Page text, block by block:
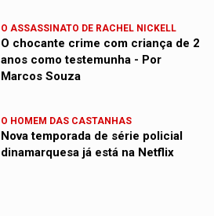
O ASSASSINATO DE RACHEL NICKELL
O chocante crime com criança de 2
anos como testemunha - Por
Marcos Souza
O HOMEM DAS CASTANHAS
Nova temporada de série policial
dinamarquesa já está na Netflix